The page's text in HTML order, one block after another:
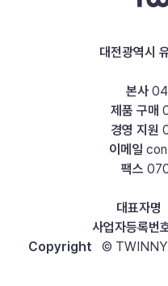
대전광역시
본사
제품 구매
경영 지원
이메일
팩스
대표자명
사업자등록번
Copyright © TWINNY